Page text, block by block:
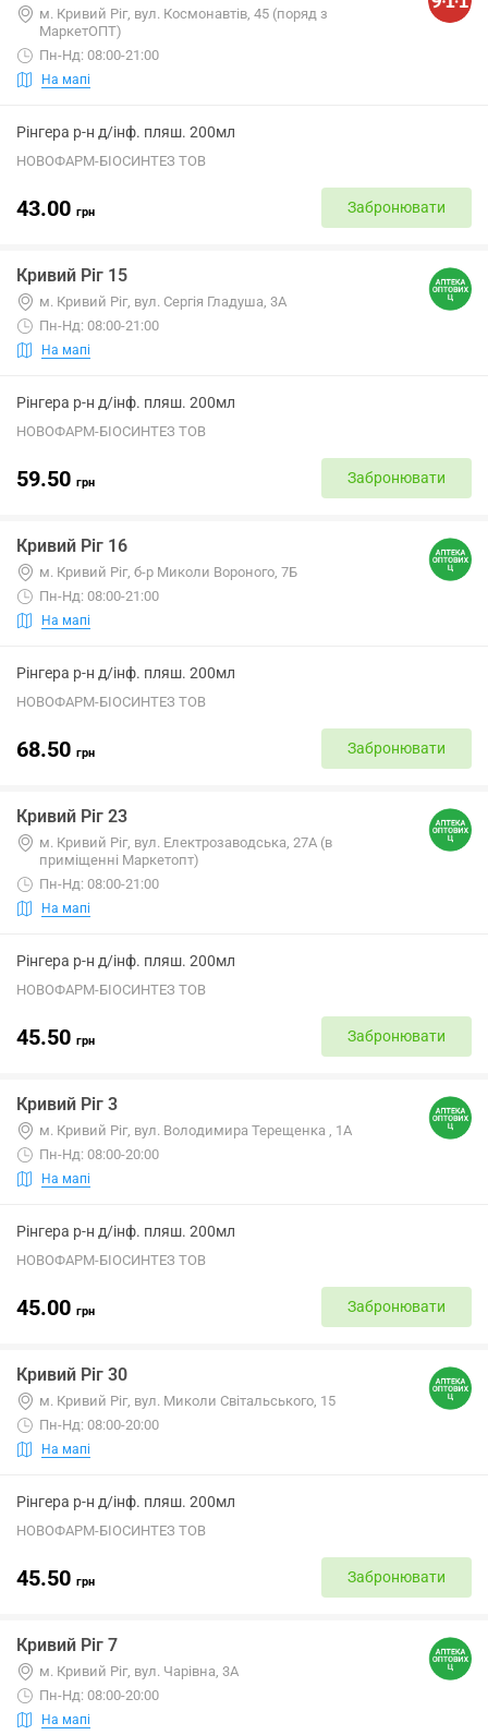
м. Кривий Ріг, вул. Космонавтів, 45 (поряд з
МаркетОПТ)
Пн-Нд: 08:00-21:00
На мапі
Рінгера р-н д/інф. пляш. 200мл
НОВОФАРМ-БІОСИНТЕЗ ТОВ
43.00 грн Забронювати
Кривий Ріг 15
м. Кривий Ріг, вул. Сергія Гладуша, 3А
Пн-Нд: 08:00-21:00
На мапі
Рінгера р-н д/інф. пляш. 200мл
НОВОФАРМ-БІОСИНТЕЗ ТОВ
59.50 грн Забронювати
Кривий Ріг 16
м. Кривий Ріг, б-р Миколи Вороного, 7Б
Пн-Нд: 08:00-21:00
На мапі
Рінгера р-н д/інф. пляш. 200мл
НОВОФАРМ-БІОСИНТЕЗ ТОВ
68.50 грн Забронювати
Кривий Ріг 23
м. Кривий Ріг, вул. Електрозаводська, 27А (в
приміщенні Маркетопт)
Пн-Нд: 08:00-21:00
На мапі
Рінгера р-н д/інф. пляш. 200мл
НОВОФАРМ-БІОСИНТЕЗ ТОВ
45.50 грн Забронювати
Кривий Ріг 3
м. Кривий Ріг, вул. Володимира Терещенка , 1А
Пн-Нд: 08:00-20:00
На мапі
Рінгера р-н д/інф. пляш. 200мл
НОВОФАРМ-БІОСИНТЕЗ ТОВ
45.00 грн Забронювати
Кривий Ріг 30
м. Кривий Ріг, вул. Миколи Світальського, 15
Пн-Нд: 08:00-20:00
На мапі
Рінгера р-н д/інф. пляш. 200мл
НОВОФАРМ-БІОСИНТЕЗ ТОВ
45.50 грн Забронювати
Кривий Ріг 7
м. Кривий Ріг, вул. Чарівна, 3А
Пн-Нд: 08:00-20:00
На мапі